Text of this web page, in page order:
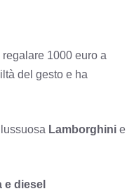
1000 euro a
del gesto e ha
Lamborghini e
diesel